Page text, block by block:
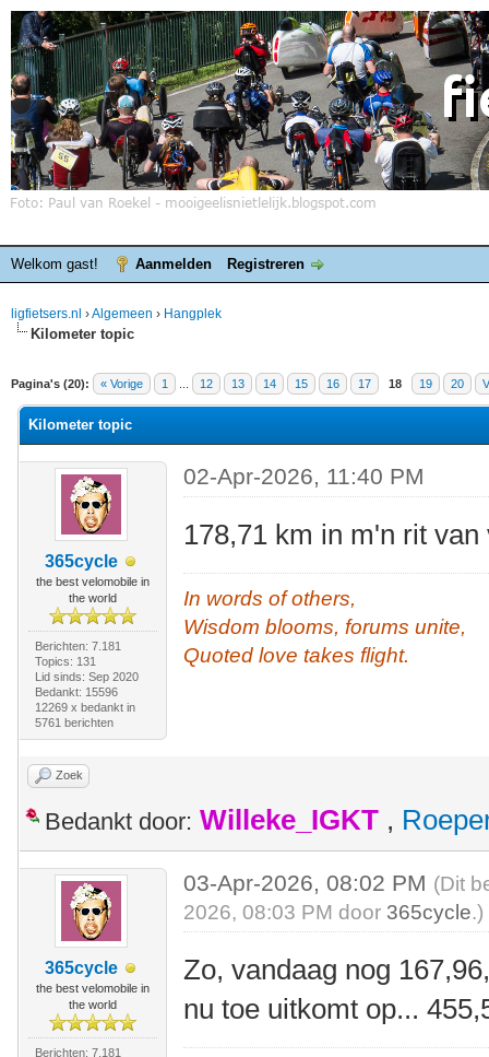
Welkom gast! Aanmelden Registreren
ligfietsers.nl ›Algemeen › Hangplek
Kilometer topic
Pagina's (20): « Vorige 1 12 13 14 15 16 17 18 19 20
waardering is 0
Kilometer topic
365cycle
the best velomobile in
the world
Berichten: 7.181
Topics: 131
Lid sinds: Sep 2020
Bedankt: 15596
12269 x bedankt in
5761 berichten
02-Apr-2026, 11:40 PM
178,71 km in m'n rit
In words of others,
Wisdom blooms, forums unite,
Quoted love takes flight.
Zoek
Bedankt door: Willeke_IGKT ,
365cycle
the best velomobile in
the world
Berichten: 7.181
03-Apr-2026, 08:02 PM (Dit
2026, 08:03 PM door 365cycle.)
Zo, vandaag nog
nu toe uitkomt op...